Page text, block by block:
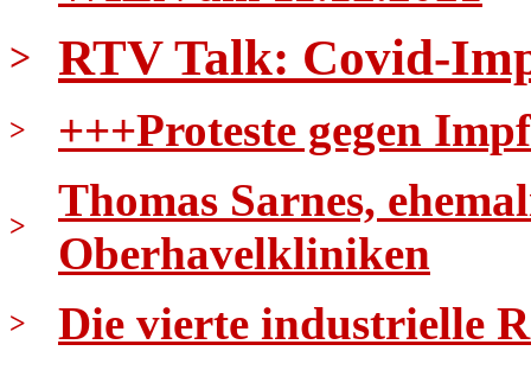
> RTV Talk: Covid-
> +++Proteste gegen
>
Thomas Sarnes,
Oberhavelkliniken
> Die vierte industrielle